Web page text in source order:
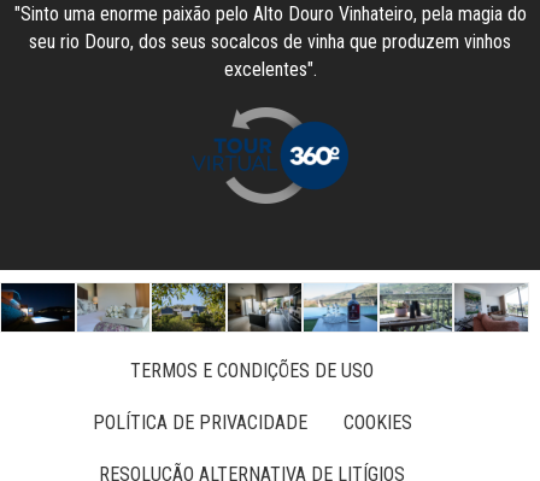
"Sinto uma enorme paixão pelo Alto Douro Vinhateiro, pela magia do
seu rio Douro, dos seus socalcos de vinha que produzem vinhos
excelentes".
TERMOS E CONDIÇÕES DE USO
POLÍTICA DE PRIVACIDADE COOKIES
RESOLUÇÃO ALTERNATIVA DE LITÍGIOS